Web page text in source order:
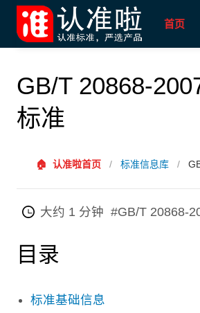
首页
GB/T 20868-
标准
🏠 认准啦首页 / 标准信息库 /
大约 1 分钟 #GB/T 20868-
目录
标准基础信息